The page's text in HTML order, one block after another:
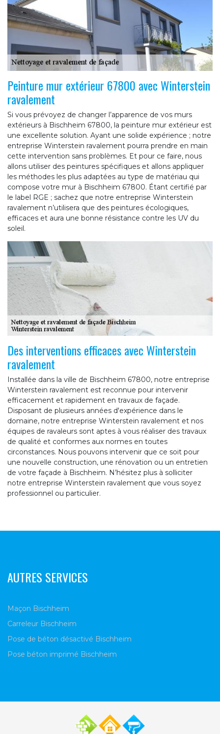
Peinture mur extérieur 67800 avec Winterstein
ravalement
Si vous prévoyez de changer l’apparence de vos murs
extérieurs à Bischheim 67800, la peinture mur extérieur est
une excellente solution. Ayant une solide expérience ; notre
entreprise Winterstein ravalement pourra prendre en main
cette intervention sans problèmes. Et pour ce faire, nous
allons utiliser des peintures spécifiques et allons appliquer
les méthodes les plus adaptées au type de matériau qui
compose votre mur à Bischheim 67800. Étant certifié par
le label RGE ; sachez que notre entreprise Winterstein
ravalement n’utilisera que des peintures écologiques,
efficaces et aura une bonne résistance contre les UV du
soleil.
Des interventions efficaces avec Winterstein
ravalement
Installée dans la ville de Bischheim 67800, notre entreprise
Winterstein ravalement est reconnue pour intervenir
efficacement et rapidement en travaux de façade.
Disposant de plusieurs années d'expérience dans le
domaine, notre entreprise Winterstein ravalement et nos
équipes de ravaleurs sont aptes à vous réaliser des travaux
de qualité et conformes aux normes en toutes
circonstances. Nous pouvons intervenir que ce soit pour
une nouvelle construction, une rénovation ou un entretien
de votre façade à Bischheim. N’hésitez plus à solliciter
notre entreprise Winterstein ravalement que vous soyez
professionnel ou particulier.
AUTRES SERVICES
Maçon Bischheim
Carreleur Bischheim
Pose de béton désactivé Bischheim
Pose béton imprimé Bischheim